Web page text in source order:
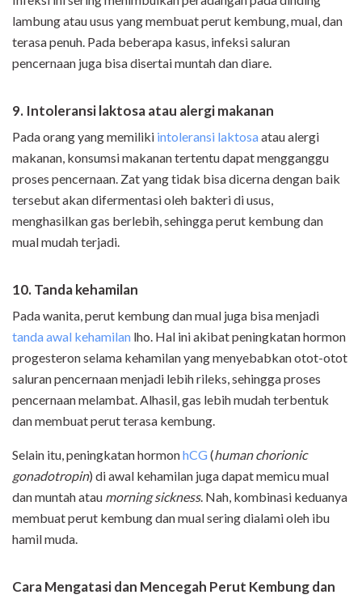
lambung atau usus yang membuat perut kembung, mual, dan
terasa penuh. Pada beberapa kasus, infeksi saluran
pencernaan juga bisa disertai muntah dan diare.
9. Intoleransi laktosa atau alergi makanan
Pada orang yang memiliki intoleransi laktosaatau alergi
makanan, konsumsi makanan tertentu dapat mengganggu
proses pencernaan. Zat yang tidak bisa dicerna dengan baik
tersebut akan difermentasi oleh bakteri di usus,
menghasilkan gas berlebih, sehingga perut kembung dan
mual mudah terjadi.
10. Tanda kehamilan
Pada wanita, perut kembung dan mual juga bisa menjadi
tanda awal kehamilan lho. Hal ini akibat peningkatan hormon
progesteron selama kehamilan yang menyebabkan otot-otot
saluran pencernaan menjadi lebih rileks, sehingga proses
pencernaan melambat. Alhasil, gas lebih mudah terbentuk
dan membuat perut terasa kembung.
Selain itu, peningkatan hormonhCG(human chorionic
gonadotropin) di awal kehamilan juga dapat memicu mual
dan muntah atau morning sickness. Nah, kombinasi keduanya
membuat perut kembung dan mual sering dialami oleh ibu
hamil muda.
Cara Mengatasi dan Mencegah Perut Kembung dan